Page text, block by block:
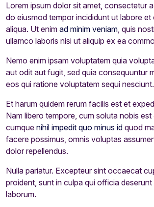
Lorem ipsum dolor sit amet, consectetur
do eiusmod tempor incididunt ut labore et
aliqua. Ut enim ad minim veniam, quis
ullamco laboris nisi ut aliquip ex ea
Nemo enim ipsam voluptatem quia
aut odit aut fugit, sed quia consequuntur
eos qui ratione voluptatem sequi nesciunt.
Et harum quidem rerum facilis est et
Nam libero tempore, cum soluta nobis est
cumque nihil impedit quo minus id quod
facere possimus, omnis voluptas
dolor repellendus.
Nulla pariatur. Excepteur sint occaecat
proident, sunt in culpa qui officia deserunt
laborum.